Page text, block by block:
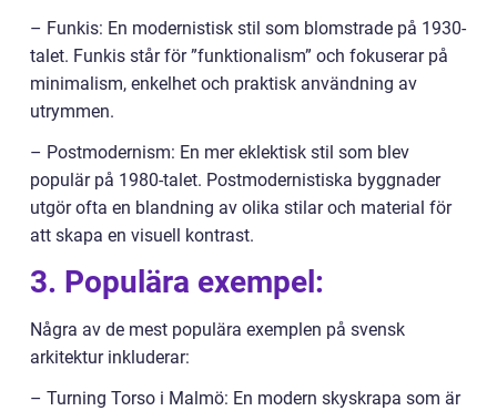
– Funkis: En modernistisk stil som blomstrade på 1930-
talet. Funkis står för ”funktionalism” och fokuserar på
minimalism, enkelhet och praktisk användning av
utrymmen.
– Postmodernism: En mer eklektisk stil som blev
populär på 1980-talet. Postmodernistiska byggnader
utgör ofta en blandning av olika stilar och material för
att skapa en visuell kontrast.
3. Populära exempel:
Några av de mest populära exemplen på svensk
arkitektur inkluderar:
– Turning Torso i Malmö: En modern skyskrapa som är